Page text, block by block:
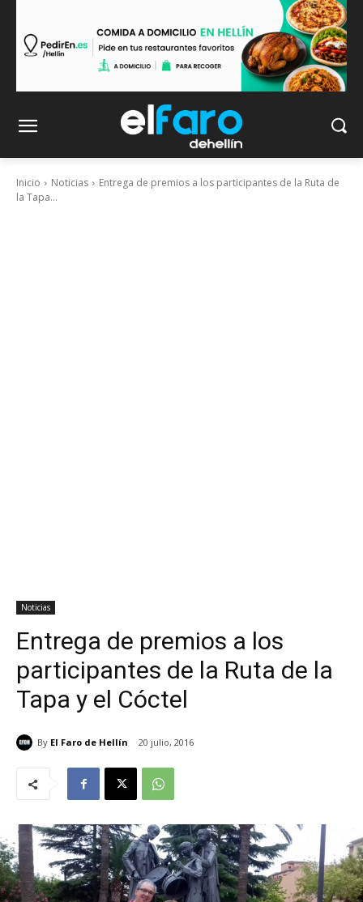
Inicio Noticias
Entrega de premios a los participantes de la Ruta de
la Tapa...
Noticias
Entrega de premios a los
participantes de la Ruta de la
Tapa y el Cóctel
By El Faro de Hellín 20 julio, 2016